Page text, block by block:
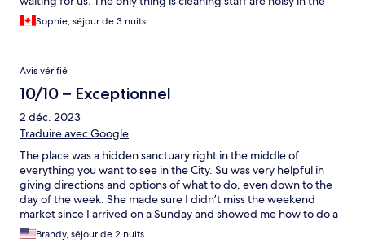
morning in the hallway and the shower flood the entire
bathroom. But overall we enjoyed our stay and we would stay
Sophie, séjour de 3 nuits
Avis vérifié
10/10 – Exceptionnel
2 déc. 2023
Traduire avec Google
The place was a hidden sanctuary right in the middle of
everything you want to see in the City. Su was very helpful in
giving directions and options of what to do, even down to the
day of the week. She made sure I didn’t miss the weekend
market since I arrived on a Sunday and showed me how to do a
self guided walking tour of the temples. I recommend taking
tuk tuks even tho things are close, it’s cheaper and easier
Brandy, séjour de 2 nuits